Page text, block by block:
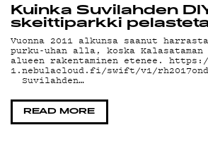
TEKIJÄT
ON-DEMAND
PODCAST
MAINOSTA
Kuinka Suvilahden
skeittiparkki
Vuonna 2011 alkunsa saanut
purku-uhan alla, koska
alueen rakentaminen etenee.
1.nebulacloud.fi/swift/v1/
Suvilahden…
READ MORE